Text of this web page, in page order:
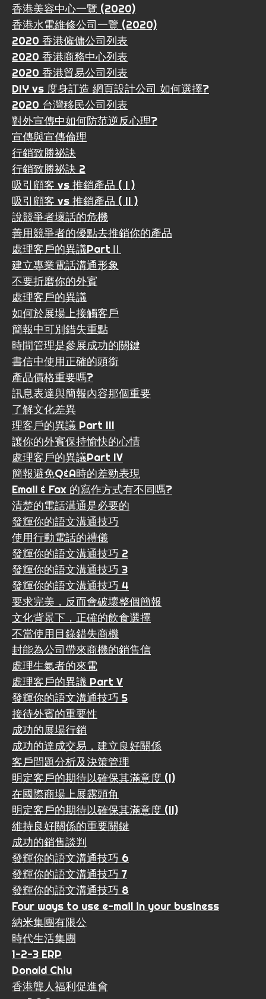
香港美容中心一覽 (2020)
香港水電維修公司一覽 (2020)
2020 香港僱傭公司列表
2020 香港商務中心列表
2020 香港貿易公司列表
DIY vs 度身訂造 網頁設計公司 如何選擇?
2020 台灣移民公司列表
對外宣傳中如何防范逆反心理?
宣傳與宣傳倫理
行銷致勝祕訣
行銷致勝祕訣 2
吸引顧客 vs 推銷產品 ( I )
吸引顧客 vs 推銷產品 ( II )
說競爭者壞話的危機
善用競爭者的優點去推銷你的產品
處理客戶的異議PartⅡ
建立專業電話溝通形象
不要折磨你的外賓
處理客戶的異議
如何於展場上接觸客戶
簡報中可別錯失重點
時間管理是參展成功的關鍵
書信中使用正確的頭銜
產品價格重要嗎?
訊息表達與簡報內容那個重要
了解文化差異
理客戶的異議 Part III
讓你的外賓保持愉快的心情
處理客戶的異議Part IV
簡報避免Q&A時的差勁表現
Email & Fax 的寫作方式有不同嗎?
清楚的電話溝通是必要的
發輝你的語文溝通技巧
使用行動電話的禮儀
發輝你的語文溝通技巧 2
發輝你的語文溝通技巧 3
發輝你的語文溝通技巧 4
要求完美，反而會破壞整個簡報
文化背景下，正確的飲食選擇
不當使用目錄錯失商機
封能為公司帶來商機的銷售信
處理生氣者的來電
處理客戶的異議 Part V
發輝你的語文溝通技巧 5
接待外賓的重要性
成功的展場行銷
成功的達成交易，建立良好關係
客戶問題分析及決策管理
明定客戶的期待以確保其滿意度 (I)
在國際商場上展露頭角
明定客戶的期待以確保其滿意度 (II)
維持良好關係的重要關鍵
成功的銷售談判
發輝你的語文溝通技巧 6
發輝你的語文溝通技巧 7
發輝你的語文溝通技巧 8
Four ways to use e-mail in your business
納米集團有限公
時代生活集團
1-2-3 ERP
Donald Chiu
香港聾人福利促進會